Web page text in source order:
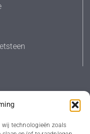
wij technologieën zoals